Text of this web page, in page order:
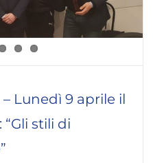
– Lunedì 9 aprile il
stili di